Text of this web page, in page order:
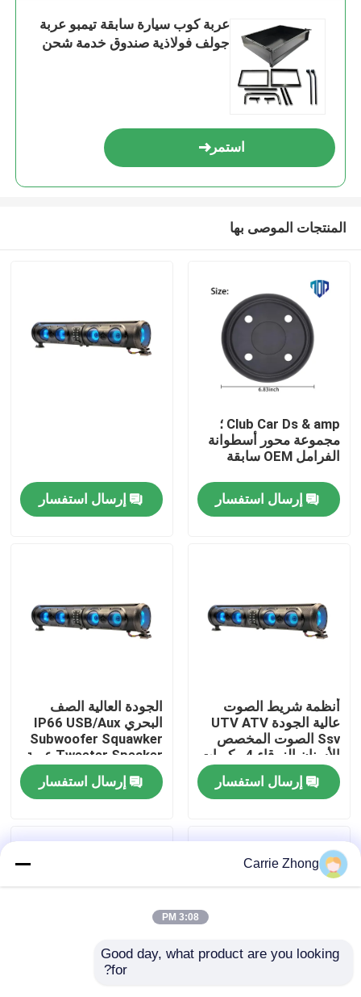
معلومات عنا
مراقبة الجودة
اتصل بنا
مرايا جانبية لعربة الجولف
عربة كوب سيارة سابقة تيمبو عربة
جولف فولاذية صندوق خدمة شحن
استمر
المنتجات الموصى بها
Club Car Ds & amp ؛
مجموعة محور أسطوانة
الفرامل OEM سابقة
إرسال استفسار إرسال استفسار
أنظمة شريط الصوت
عالية الجودة UTV ATV
Ssv الصوت المخصص
الأسنان الزرقاء 4 مكبرات
الصوت التحكم عن بعد
IP66 عازل المياه USB إرسال استفسار
الجودة العالية الصف
البحري IP66 USB/Aux
Subwoofer Squawker
Tweeter Speaker عربة
الغولف الكهربائية شريط
الصوت بلوتوث
إرسال استفسار
Carrie Zhong
3:08 PM
Good day, what product are you looking
for?